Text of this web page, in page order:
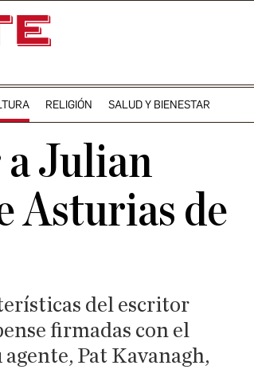
RELIGIÓN SALUD Y BIENESTAR
Julian
Asturias de
del escritor
firmadas con el
Pat Kavanagh,